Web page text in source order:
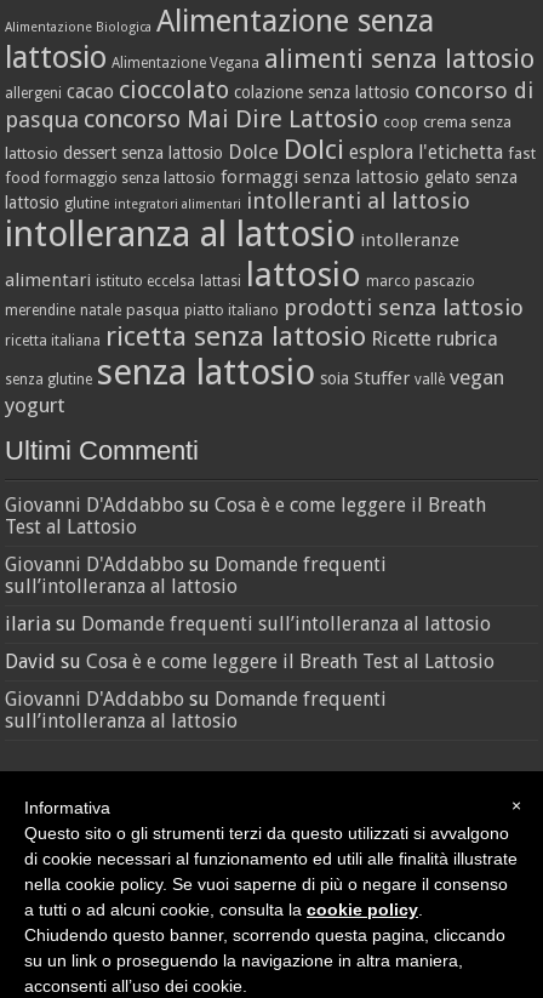
Alimentazione Biologica Alimentazione senza
lattosio Alimentazione Vegana alimenti senza lattosio
allergeni cacao cioccolato colazione senza lattosio concorso di
pasqua concorso Mai Dire Lattosio coop crema senza
lattosio dessert senza lattosio Dolce Dolci esplora l'etichetta fast
food formaggio senza lattosio formaggi senza lattosio gelato senza
lattosio glutine integratori alimentari intolleranti al lattosio
intolleranza al lattosio intolleranze
alimentari istituto eccelsa lattasi lattosio marco pascazio
merendine natale pasqua piatto italiano prodotti senza lattosio
ricetta italiana ricetta senza lattosio Ricette rubrica
senza glutine senza lattosio soia Stuffer vallè vegan
yogurt
Ultimi Commenti
Giovanni D'Addabbo suCosa è e come leggere il Breath
Test al Lattosio
Giovanni D'Addabbo su Domande frequenti
sull’intolleranza al lattosio
ilaria su Domande frequenti sull’intolleranza al lattosio
David suCosa è e come leggere il Breath Test al Lattosio
Giovanni D'Addabbo su Domande frequenti
sull’intolleranza al lattosio
Credit•Sitemap
© Nutras Srl - Via della Pace, 279 - 62100 Macerata (MC) | P.IVA
02038670432
Privacy Policy|Cookie Policy
×
Informativa
Questo sito o gli strumenti terzi da questo utilizzati si avvalgono
di cookie necessari al funzionamento ed utili alle finalità illustrate
nella cookie policy. Se vuoi saperne di più o negare il consenso
a tutti o ad alcuni cookie, consulta la cookie policy
Chiudendo questo banner, scorrendo questa pagina, cliccando
su un link o proseguendo la navigazione in altra maniera,
acconsenti all’uso dei cookie.